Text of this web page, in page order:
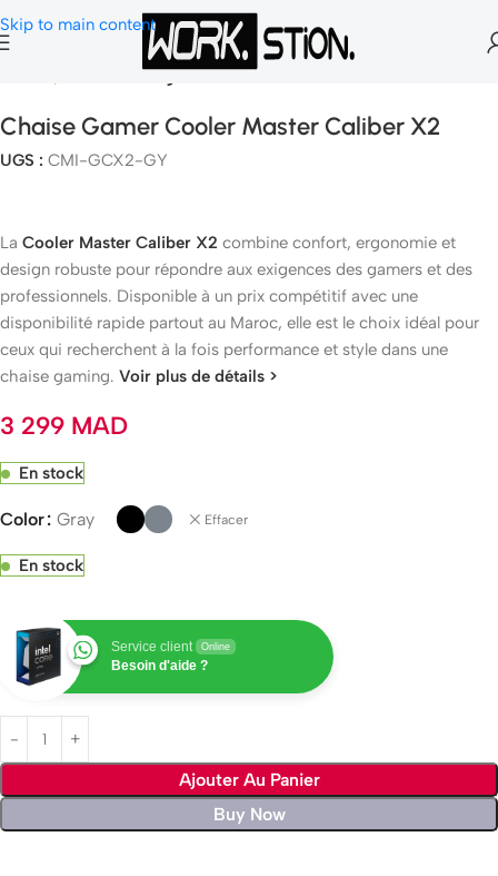
Skip to main content
Chaise Gaming
Chaise Gamer Cooler Master Caliber X2
UGS : CMI-GCX2-GY
La Cooler Master Caliber X2 combine confort, ergonomie et
design robuste pour répondre aux exigences des gamers et des
professionnels. Disponible à un prix compétitif avec une
disponibilité rapide partout au Maroc, elle est le choix idéal pour
ceux qui recherchent à la fois performance et style dans une
chaise gaming. Voir plus de détails >
3 299 MAD
En stock
Color Gray Effacer
En stock
Service client Online
Besoin d'aide ?
Ajouter Au Panier
Buy Now